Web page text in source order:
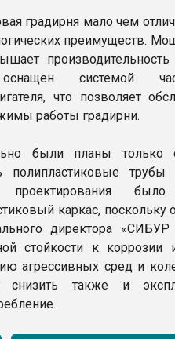
градирня мало чем
преимуществ.
системой
что позволяет
работы градирни.
были планы только
полипластиковые
проектирования
каркас, поскольку
директора
стойкости к
агрессивных сред и
снизить также и